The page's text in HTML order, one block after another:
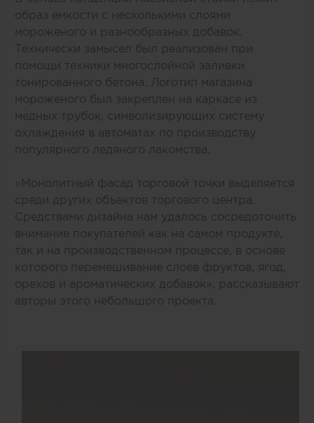
образ емкости с несколькими слоями
мороженого и разнообразных добавок.
Технически замысел был реализован при
помощи техники многослойной заливки
тонированного бетона. Логотип магазина
мороженого был закреплен на каркасе из
медных трубок, символизирующих систему
охлаждения в автоматах по производству
популярного ледяного лакомства.
«Монолитный фасад торговой точки выделяется
среди других объектов торгового центра.
Средствами дизайна нам удалось сосредоточить
внимание покупателей как на самом продукте,
так и на производственном процессе, в основе
которого перемешивание слоев фруктов, ягод,
орехов и ароматических добавок», рассказывают
авторы этого небольшого проекта.